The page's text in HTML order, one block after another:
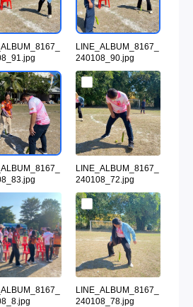
LINE_ALBUM_8167_
240108_90.jpg
LINE_ALBUM_8167_
240108_72.jpg
LINE_ALBUM_8167_
240108_78.jpg